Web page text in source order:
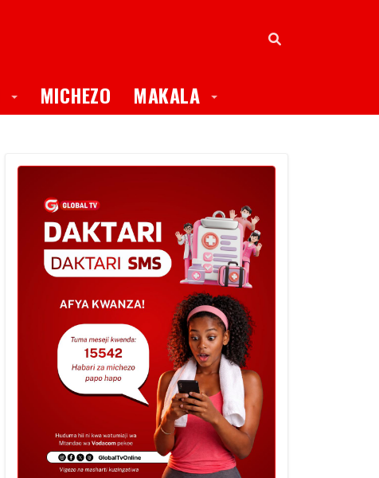
Toggle Dropdown
MICHEZO MAKALA Toggle Dropdown